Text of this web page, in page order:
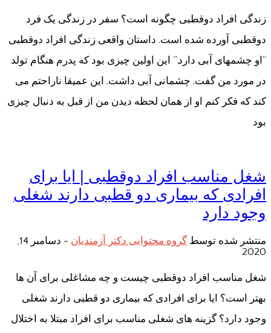
زندگی افراد دوقطبی چگونه است؟ سفر در زندگی یک فرد
دوقطبی آورده شده است. داستان واقعی زندگی افراد دوقطبی
“او چشمهای آبی دارد.” این اولین چیزی بود که پدرم هنگام تولد
در مورد من گفت. چشمانی آبی داشت. این عمیقا ناراحتم می
کند که فکر کنم او از همان لحظه دیدن من از قبل به دنبال چیزی
بود
شغل مناسب افراد دوقطبی | ایا برای
افرادی که بیماری دو قطبی دارند شغلی
وجود دارد
منتشر شده توسط گروه محتوایی دکتر آزمندیان -
دسامبر 14,
2020
شغل مناسب افراد دوقطبی چیست و چه مشاغلی برای آن ها
بهتر است؟ ایا برای افرادی که بیماری دو قطبی دارند شغلی
وجود دارد؟ گزینه های شغلی مناسب برای افراد مبتلا به اختلال